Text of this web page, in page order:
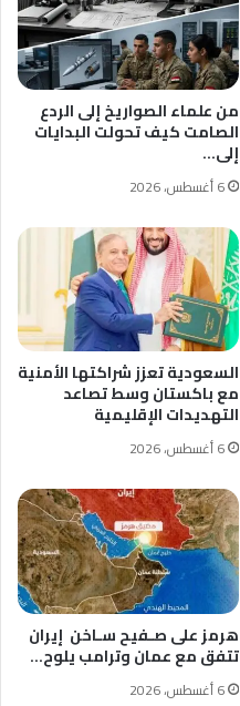
من علماء الصواريخ إلى الردع
الصامت كيف تحولت البدايات
إلى…
6 أغسطس، 2026
السعودية تعزز شراكتها الأمنية
مع باكستان وسط تصاعد
التهديدات الإقليمية
6 أغسطس، 2026
هرمز على صـفيح سـاخن إيران
تتفق مع عمان وترامب يلوح…
6 أغسطس، 2026